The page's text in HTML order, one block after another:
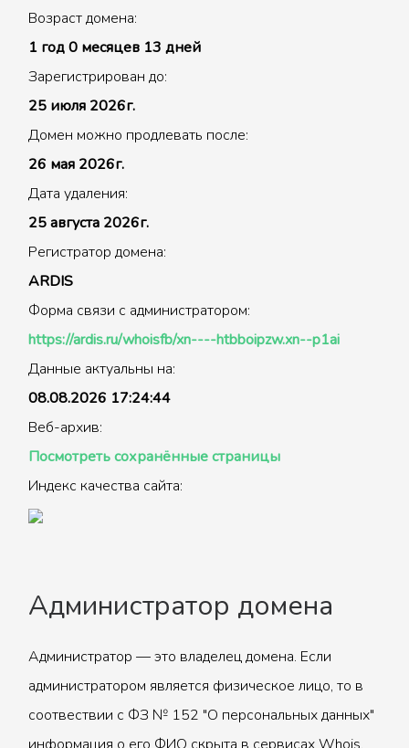
Возраст домена:
1 год 0 месяцев 13 дней
Зарегистрирован до:
25 июля 2026г.
Домен можно продлевать после:
26 мая 2026г.
Дата удаления:
25 августа 2026г.
Регистратор домена:
ARDIS
Форма связи с администратором:
https://ardis.ru/whoisfb/xn----htbboipzw.xn--p1ai
Данные актуальны на:
08.08.2026 17:24:44
Веб-архив:
Посмотреть сохранённые страницы
Индекс качества сайта:
Администратор домена
Администратор — это владелец домена. Если
администратором является физическое лицо, то в
соотвествии с ФЗ № 152 "О персональных данных"